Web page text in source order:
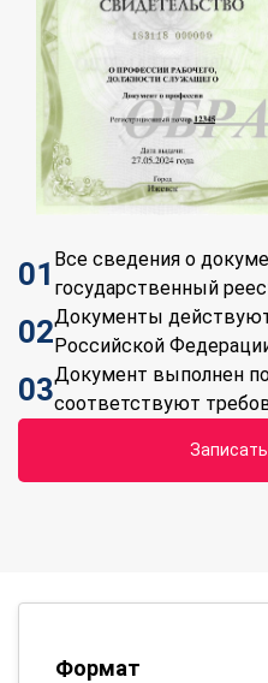
01 Все сведения о
государственный
02Документы
Российской
03Документ выполнен
соответствуют
Формат